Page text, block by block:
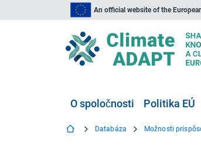
An official website of the
O spoločnosti Politika EÚ
Databáza Možnosti